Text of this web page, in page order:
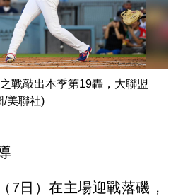
戰敲出本季第19轟，大聯盟
/美聯社)
7日）在主場迎戰落磯，